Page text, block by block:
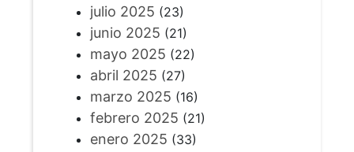
julio 2025 (23)
junio 2025 (21)
mayo 2025 (22)
abril 2025 (27)
marzo 2025 (16)
febrero 2025 (21)
enero 2025 (33)